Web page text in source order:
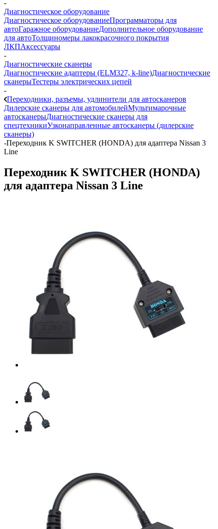
-
Диагностическое оборудование
Диагностическое оборудованиеПрограмматоры для
автоГаражное оборудованиеДополнительное оборудование
для автоТолщиномеры лакокрасочного покрытия
ЛКПАксессуары
-
Диагностические сканеры
Диагностические адаптеры (ELM327, k-line)Диагностические
сканерыТестеры электрических цепей
-
Переходники, разъемы, удлинители для автосканеров
Дилерские сканеры для автомобилейМультимарочные
автосканерыДиагностические сканеры для
спецтехникиУзконаправленные автосканеры (дилерские
сканеры)
-Переходник K SWITCHER (HONDA) для адаптера Nissan 3
Line
Переходник K SWITCHER (HONDA)
для адаптера Nissan 3 Line